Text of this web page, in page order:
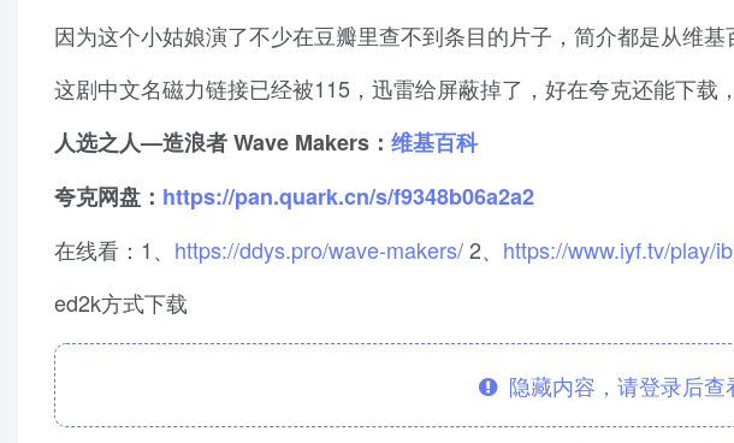
因为这个小姑娘演了不少在豆瓣里查不到条目的片子，简介都是从维基
这剧中文名磁力链接已经被115，迅雷给屏蔽掉了，好在夸克还能下载
人选之人—造浪者 Wave Makers： 维基百科
夸克网盘： https://pan.quark.cn/s/f9348b06a2a2
在线看：1、 https://ddys.pro/wave-makers/2、 https://www.iyf.tv/play/
ed2k方式下载
隐藏内容，请登录后查